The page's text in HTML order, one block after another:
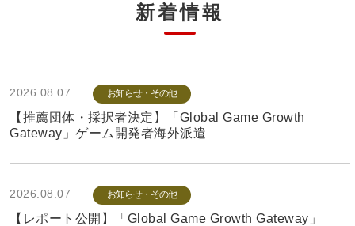
新着情報
2026.08.07 お知らせ・その他
【推薦団体・採択者決定】「Global Game Growth
Gateway」ゲーム開発者海外派遣
2026.08.07 お知らせ・その他
【レポート公開】「Global Game Growth Gateway」